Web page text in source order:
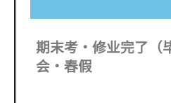
期末考・修业完了（
会・春假